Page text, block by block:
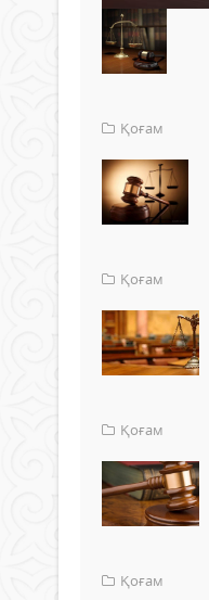
Қоғам
Қоғам
Қоғам
Қоғам